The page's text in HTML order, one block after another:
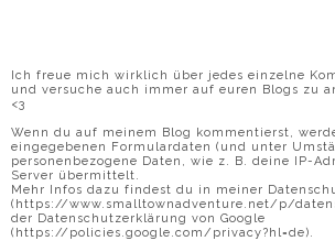
Ich freue mich wirklich über jedes einzelne
und versuche auch immer auf euren Blogs zu
<3
Wenn du auf meinem Blog kommentierst,
eingegebenen Formulardaten (und unter
personenbezogene Daten, wie z. B. deine IP-
Server übermittelt.
Mehr Infos dazu findest du in meiner
(https://www.smalltownadventure.net/p/
der Datenschutzerklärung von Google
(https://policies.google.com/privacy?hl=de).